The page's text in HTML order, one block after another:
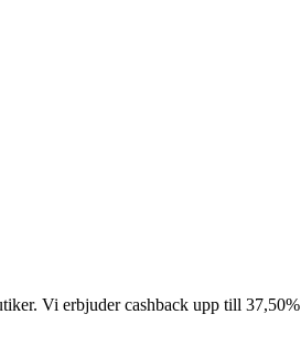
Vi erbjuder cashback upp till 37,50%